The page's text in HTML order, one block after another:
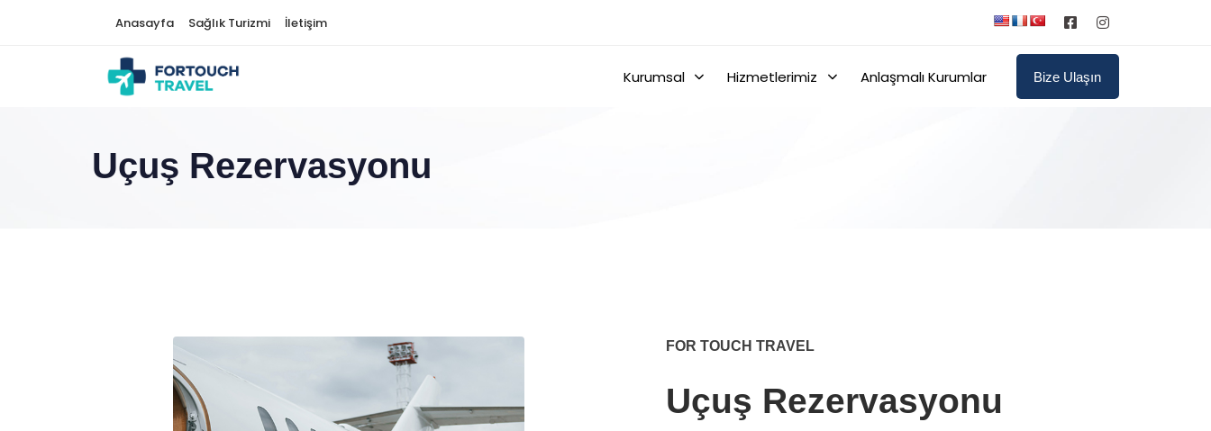
Anasayfa Sağlık Turizmi İletişim
Kurumsal Hizmetlerimiz Anlaşmalı Kurumlar Bize Ulaşın
Uçuş Rezervasyonu
FOR TOUCH TRAVEL
Uçuş Rezervasyonu